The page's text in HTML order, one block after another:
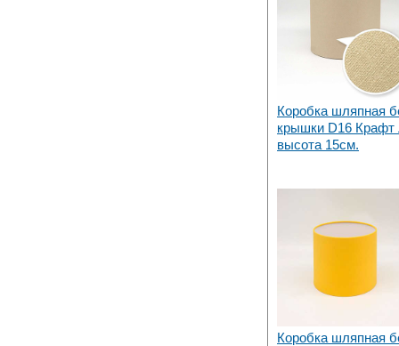
Коробка шляпная
крышки D16 Крафт
высота 15см.
Коробка шляпная